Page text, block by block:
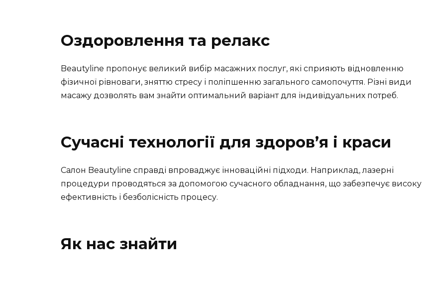
Оздоровлення та релакс
Beautyline пропонує великий вибір масажних послуг, які сприяють відновленню
фізичної рівноваги, зняттю стресу і поліпшенню загального самопочуття. Різні види
масажу дозволять вам знайти оптимальний варіант для індивідуальних потреб.
Сучасні технології для здоров’я і краси
Салон Beautyline справді впроваджує інноваційні підходи. Наприклад, лазерні
процедури проводяться за допомогою сучасного обладнання, що забезпечує високу
ефективність і безболісність процесу.
Як нас знайти